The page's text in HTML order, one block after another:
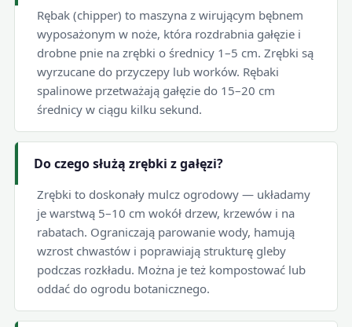
Rębak (chipper) to maszyna z wirującym bębnem
wyposażonym w noże, która rozdrabnia gałęzie i
drobne pnie na zrębki o średnicy 1–5 cm. Zrębki są
wyrzucane do przyczepy lub worków. Rębaki
spalinowe przetważają gałęzie do 15–20 cm
średnicy w ciągu kilku sekund.
Do czego służą zrębki z gałęzi?
Zrębki to doskonały mulcz ogrodowy — układamy
je warstwą 5–10 cm wokół drzew, krzewów i na
rabatach. Ograniczają parowanie wody, hamują
wzrost chwastów i poprawiają strukturę gleby
podczas rozkładu. Można je też kompostować lub
oddać do ogrodu botanicznego.